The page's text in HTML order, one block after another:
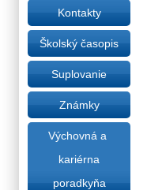
Kontakty
Školský časopis
Suplovanie
Známky
Výchovná a
kariérna
poradkyňa